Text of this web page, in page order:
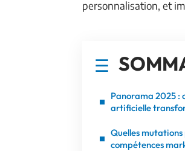
personnalisation, et
Panorama 2025 :
artificielle
Quelles mutations
compétences